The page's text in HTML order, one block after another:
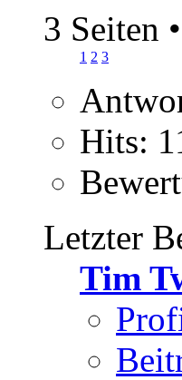
3 Seiten •
1 2 3
Hits:
Letzter
Tim